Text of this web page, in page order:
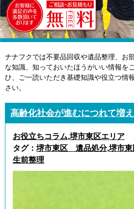
ナナフクでは不要品回収や遺品整理、お
な知識、知っておいたほうがいい情報を
ひ、ご一読いただき基礎知識や役立つ情
さい。
高齢化社会が進むにつれて増
お役立ちコラム,堺市東区エリア
タグ： 堺市東区 遺品処分,堺市
生前整理